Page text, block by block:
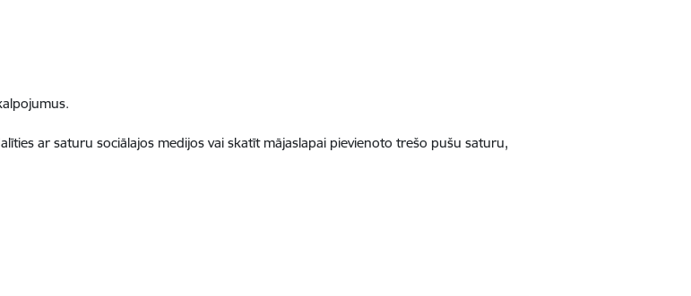
ar saturu sociālajos medijos vai skatīt mājaslapai pievienoto trešo pušu saturu,